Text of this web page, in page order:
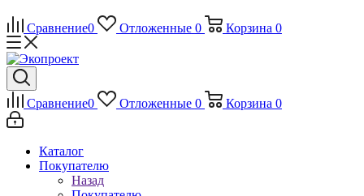
Сравнение0 Отложенные 0 Корзина 0
Сравнение0 Отложенные 0 Корзина 0
Каталог
Покупателю
Назад